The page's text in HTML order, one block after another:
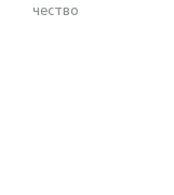
чест­во